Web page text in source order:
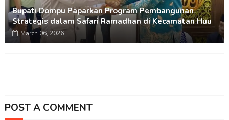
Bupati Dompu Paparkan Program Pembangunan
Strategis dalam Safari Ramadhan di Kecamatan Huu
March 06, 2026
POST A COMMENT